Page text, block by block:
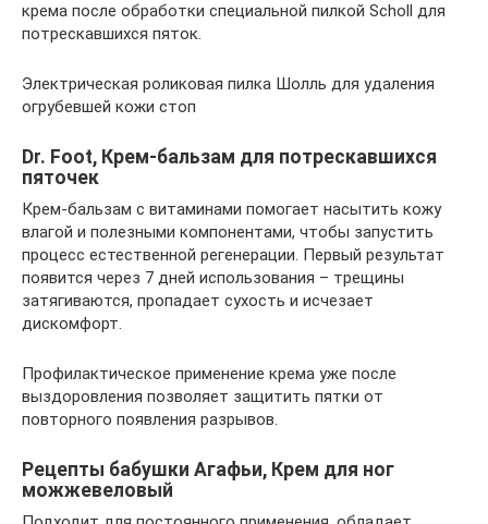
крема после обработки специальной пилкой Scholl для
потрескавшихся пяток.
Электрическая роликовая пилка Шолль для удаления
огрубевшей кожи стоп
Dr. Foot, Крем-бальзам для потрескавшихся
пяточек
Крем-бальзам с витаминами помогает насытить кожу
влагой и полезными компонентами, чтобы запустить
процесс естественной регенерации. Первый результат
появится через 7 дней использования – трещины
затягиваются, пропадает сухость и исчезает
дискомфорт.
Профилактическое применение крема уже после
выздоровления позволяет защитить пятки от
повторного появления разрывов.
Рецепты бабушки Агафьи, Крем для ног
можжевеловый